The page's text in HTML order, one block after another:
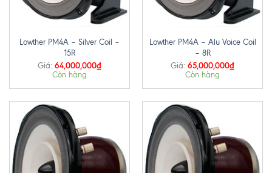
Lowther PM4A – Silver Coil –
15R
Giá: 64,000,000₫
Còn hàng
Lowther PM4A – Alu Voice Coil
– 8R
Giá: 65,000,000₫
Còn hàng